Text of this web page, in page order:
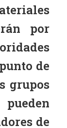
por
de
grupos
de